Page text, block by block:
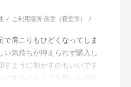
ご利用場所:個室（寝室等）
肩こりもひどくなってしま
い気持ちが抑えられず購入し
すように動かすのもいいです
りするのもとても良いもので